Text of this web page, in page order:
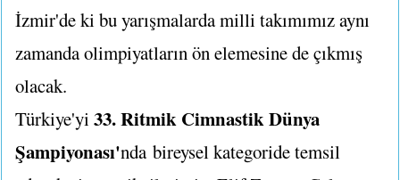
İzmir'de ki bu yarışmalarda milli takımımız aynı
zamanda olimpiyatların ön elemesine de çıkmış
olacak.
Türkiye'yi 33. Ritmik Cimnastik Dünya
Şampiyonası'nda bireysel kategoride temsil